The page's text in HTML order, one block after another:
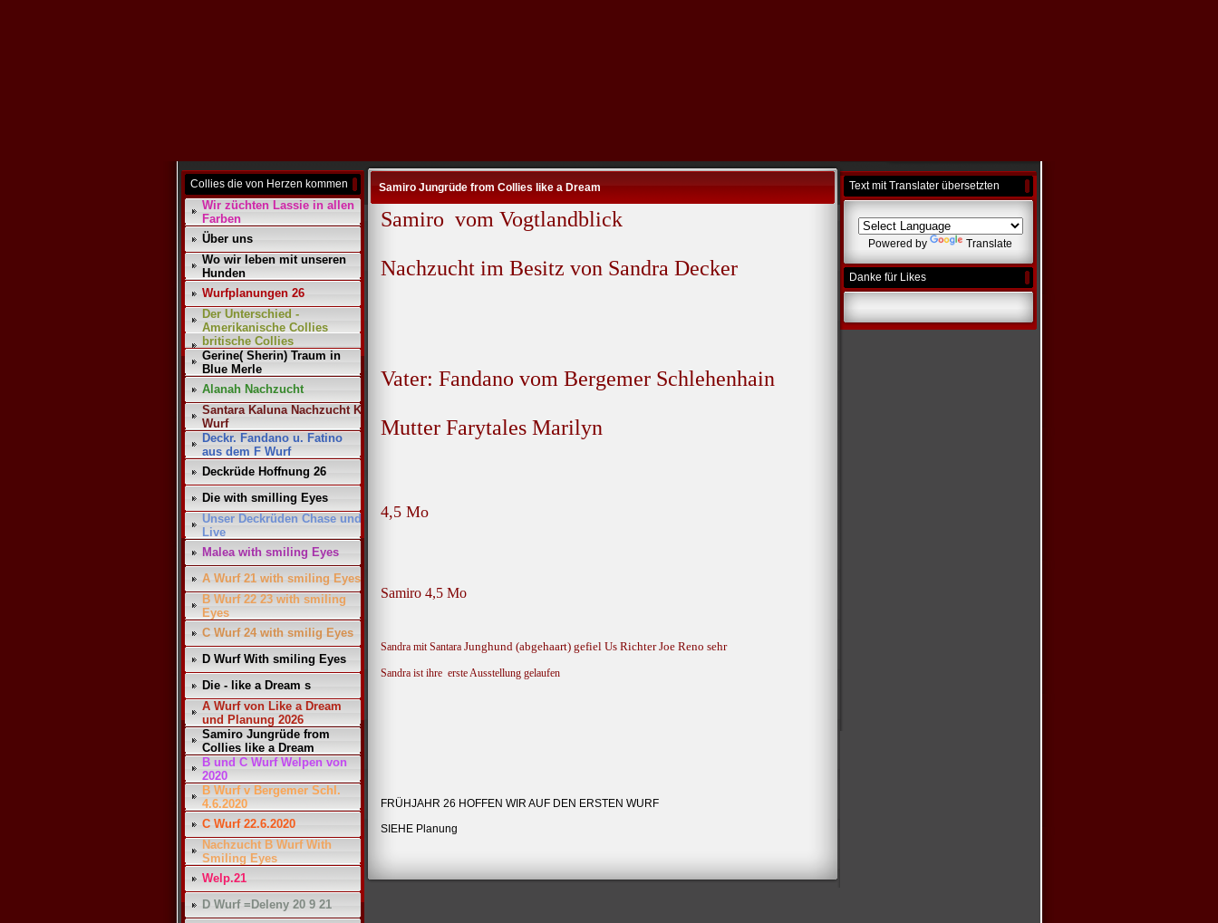
Collies die von Herzen kommen
Wir züchten Lassie in allen
Farben
Über uns
Wo wir leben mit unseren
Hunden
Wurfplanungen 26
Der Unterschied -
Amerikanische Collies
britische Collies
Gerine( Sherin) Traum in
Blue Merle
Alanah Nachzucht
Santara Kaluna Nachzucht K
Wurf
Deckr. Fandano u. Fatino
aus dem F Wurf
Deckrüde Hoffnung 26
Die with smilling Eyes
Unser Deckrüden Chase und
Live
Malea with smiling Eyes
A Wurf 21 with smiling Eyes
B Wurf 22 23 with smiling
Eyes
C Wurf 24 with smilig Eyes
D Wurf With smiling Eyes
Die - like a Dream s
A Wurf von Like a Dream
und Planung 2026
Samiro Jungrüde from
Collies like a Dream
B und C Wurf Welpen von
2020
B Wurf v Bergemer Schl.
4.6.2020
C Wurf 22.6.2020
Nachzucht B Wurf With
Smiling Eyes
Welp.21
D Wurf =Deleny 20 9 21
Samiro Jungrüde from Collies like a Dream
Samiro vom Vogtlandblick
Nachzucht im Besitz von Sandra Decker
Vater: Fandano vom Bergemer Schlehenhain
Mutter Farytales Marilyn
4,5 Mo
Samiro 4,5 Mo
Sandra mit Santara Junghund (abgehaart) gefiel Us Richter Joe Reno sehr
Sandra ist ihre erste Ausstellung gelaufen
FRÜHJAHR 26 HOFFEN WIR AUF DEN ERSTEN WURF
SIEHE Planung
Text mit Translater übersetzten
Powered by Translate
Danke für Likes